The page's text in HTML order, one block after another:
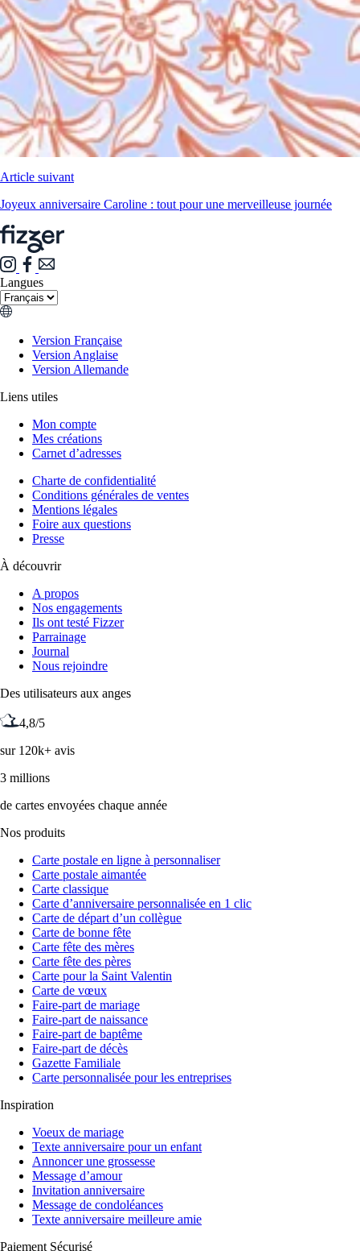
Article suivant
Joyeux anniversaire Caroline : tout pour une merveilleuse journée
Langues
Version Française
Version Anglaise
Version Allemande
Liens utiles
Mon compte
Mes créations
Carnet d’adresses
Charte de confidentialité
Conditions générales de ventes
Mentions légales
Foire aux questions
Presse
À découvrir
A propos
Nos engagements
Ils ont testé Fizzer
Parrainage
Journal
Nous rejoindre
Des utilisateurs aux anges
4,8/5
sur 120k+ avis
3 millions
de cartes envoyées chaque année
Nos produits
Carte postale en ligne à personnaliser
Carte postale aimantée
Carte classique
Carte d’anniversaire personnalisée en 1 clic
Carte de départ d’un collègue
Carte de bonne fête
Carte fête des mères
Carte fête des pères
Carte pour la Saint Valentin
Carte de vœux
Faire-part de mariage
Faire-part de naissance
Faire-part de baptême
Faire-part de décès
Gazette Familiale
Carte personnalisée pour les entreprises
Inspiration
Voeux de mariage
Texte anniversaire pour un enfant
Annoncer une grossesse
Message d’amour
Invitation anniversaire
Message de condoléances
Texte anniversaire meilleure amie
Paiement Sécurisé